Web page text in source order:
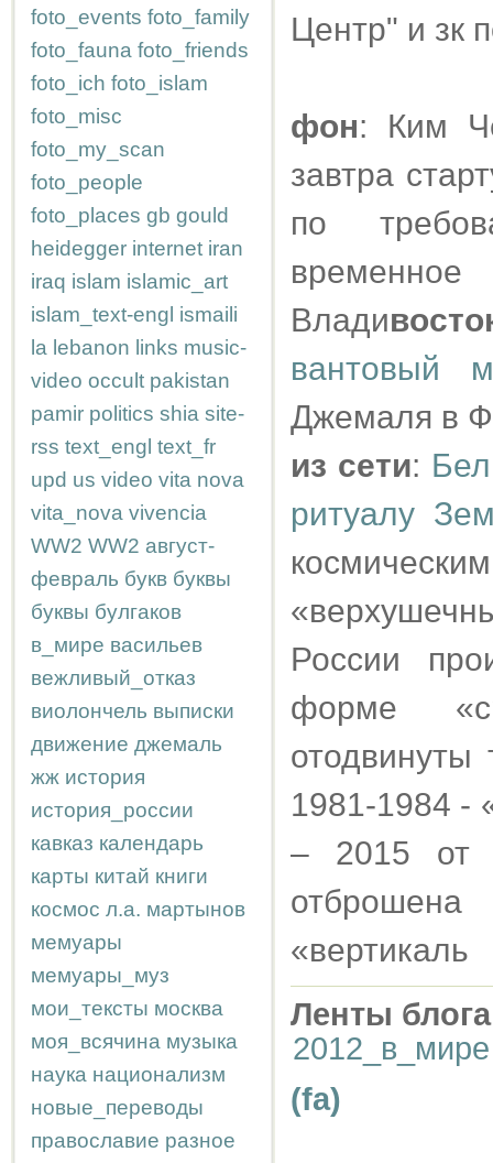
foto_events foto_family
foto_fauna foto_friends
foto_ich foto_islam
foto_misc
foto_my_scan
foto_people
foto_places gb gould
heidegger internet iran
iraq islam islamic_art
islam_text-engl ismaili
la lebanon links music-
video occult pakistan
pamir politics shia site-
rss text_engl text_fr
upd us video vita nova
vita_nova vivencia
WW2 WW2 август-
февраль букв буквы
буквы булгаков
в_мире васильев
вежливый_отказ
виолончель выписки
движение джемаль
жж история
история_россии
кавказ календарь
карты китай книги
космос л.а. мартынов
мемуары
мемуары_муз
мои_тексты москва
моя_всячина музыка
наука национализм
новые_переводы
православие разное
Центр" и зк
фон: Ким
завтра
по
Влади
вантовый
Джемаля в
из сети:
ритуалу
России
форме
отодвинуты
1981-1984 -
– 2015 от
«вертикаль
Ленты
2012_в_мире
(fa)